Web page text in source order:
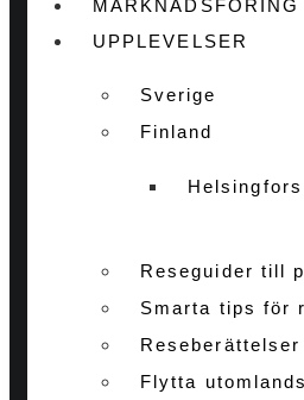
MARKNADSFÖRING
UPPLEVELSER
Sverige
Finland
Helsingfors
Reseguider till
Smarta tips för
Reseberättelser
Flytta utomlands